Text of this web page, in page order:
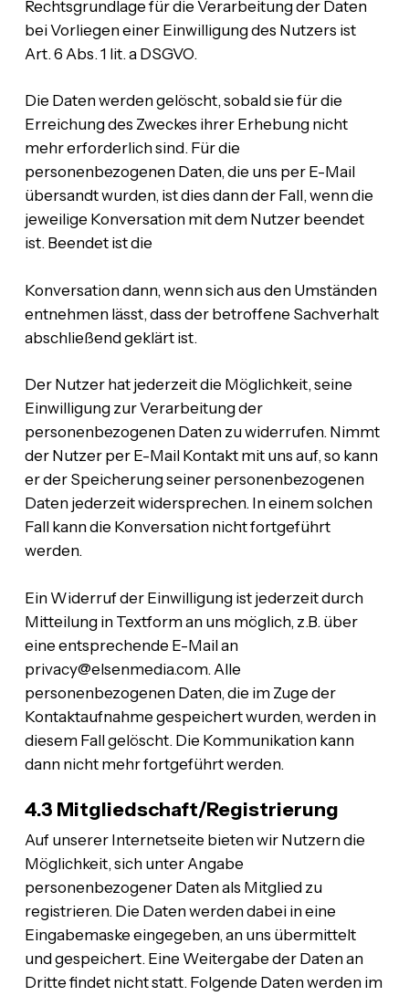
Rechtsgrundlage für die Verarbeitung der Daten
bei Vorliegen einer Einwilligung des Nutzers ist
Art. 6 Abs. 1 lit. a DSGVO.
Die Daten werden gelöscht, sobald sie für die
Erreichung des Zweckes ihrer Erhebung nicht
mehr erforderlich sind. Für die
personenbezogenen Daten, die uns per E-Mail
übersandt wurden, ist dies dann der Fall, wenn die
jeweilige Konversation mit dem Nutzer beendet
ist. Beendet ist die
Konversation dann, wenn sich aus den Umständen
entnehmen lässt, dass der betroffene Sachverhalt
abschließend geklärt ist.
Der Nutzer hat jederzeit die Möglichkeit, seine
Einwilligung zur Verarbeitung der
personenbezogenen Daten zu widerrufen. Nimmt
der Nutzer per E-Mail Kontakt mit uns auf, so kann
er der Speicherung seiner personenbezogenen
Daten jederzeit widersprechen. In einem solchen
Fall kann die Konversation nicht fortgeführt
werden.
Ein Widerruf der Einwilligung ist jederzeit durch
Mitteilung in Textform an uns möglich, z.B. über
eine entsprechende E-Mail an
privacy@elsenmedia.com. Alle
personenbezogenen Daten, die im Zuge der
Kontaktaufnahme gespeichert wurden, werden in
diesem Fall gelöscht. Die Kommunikation kann
dann nicht mehr fortgeführt werden.
4.3 Mitgliedschaft/Registrierung
Auf unserer Internetseite bieten wir Nutzern die
Möglichkeit, sich unter Angabe
personenbezogener Daten als Mitglied zu
registrieren. Die Daten werden dabei in eine
Eingabemaske eingegeben, an uns übermittelt
und gespeichert. Eine Weitergabe der Daten an
Dritte findet nicht statt. Folgende Daten werden im